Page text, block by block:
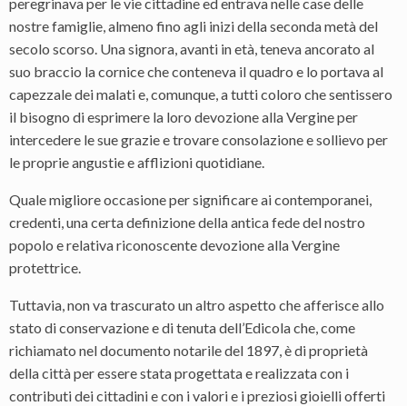
nostre famiglie, almeno fino agli inizi della seconda metà del
secolo scorso. Una signora, avanti in età, teneva ancorato al
suo braccio la cornice che conteneva il quadro e lo portava al
capezzale dei malati e, comunque, a tutti coloro che sentissero
il bisogno di esprimere la loro devozione alla Vergine per
intercedere le sue grazie e trovare consolazione e sollievo per
le proprie angustie e afflizioni quotidiane.
Quale migliore occasione per significare ai contemporanei,
credenti, una certa definizione della antica fede del nostro
popolo e relativa riconoscente devozione alla Vergine
protettrice.
Tuttavia, non va trascurato un altro aspetto che afferisce allo
stato di conservazione e di tenuta dell’Edicola che, come
richiamato nel documento notarile del 1897, è di proprietà
della città per essere stata progettata e realizzata con i
contributi dei cittadini e con i valori e i preziosi gioielli offerti